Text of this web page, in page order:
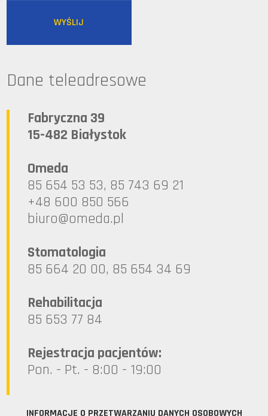
Dane teleadresowe
Fabryczna 39
15-482 Białystok
Omeda
85 654 53 53, 85 743 69 21
+48 600 850 566
lp.ademo@oruib
Stomatologia
85 664 20 00, 85 654 34 69
Rehabilitacja
85 653 77 84
Rejestracja pacjentów:
Pon. - Pt. - 8:00 - 19:00
INFORMACJE O PRZETWARZANIU DANYCH OSOBOWYCH